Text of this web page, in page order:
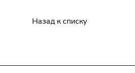
Назад к списку